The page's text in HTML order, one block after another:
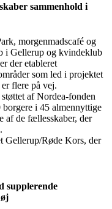
sammenhold i
morgenmadscafé og
i Gellerup og kvindeklub
der etableret
som led i projektet
flere på vej.
af Nordea-fonden
i 45 almennyttige
af de fællesskaber, der
Gellerup/Røde Kors, der
supplerende